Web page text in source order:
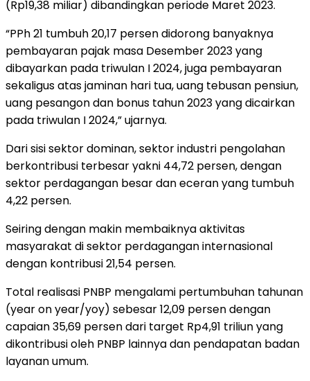
(Rp19,38 miliar) dibandingkan periode Maret 2023.
“PPh 21 tumbuh 20,17 persen didorong banyaknya
pembayaran pajak masa Desember 2023 yang
dibayarkan pada triwulan I 2024, juga pembayaran
sekaligus atas jaminan hari tua, uang tebusan pensiun,
uang pesangon dan bonus tahun 2023 yang dicairkan
pada triwulan I 2024,” ujarnya.
Dari sisi sektor dominan, sektor industri pengolahan
berkontribusi terbesar yakni 44,72 persen, dengan
sektor perdagangan besar dan eceran yang tumbuh
4,22 persen.
Seiring dengan makin membaiknya aktivitas
masyarakat di sektor perdagangan internasional
dengan kontribusi 21,54 persen.
Total realisasi PNBP mengalami pertumbuhan tahunan
(year on year/yoy) sebesar 12,09 persen dengan
capaian 35,69 persen dari target Rp4,91 triliun yang
dikontribusi oleh PNBP lainnya dan pendapatan badan
layanan umum.